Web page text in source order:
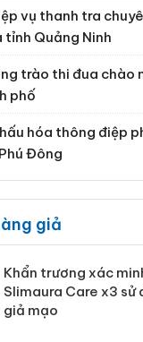
vụ thanh tra
tỉnh Quảng Ninh
trào thi đua chào
phố
hóa thông điệp
Đông
giả
Khẩn trương xác
Slimaura Care x3 sử
giả mạo